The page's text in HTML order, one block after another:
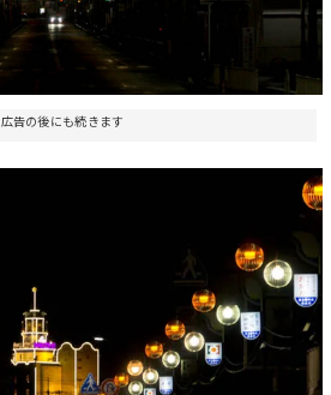
広告の後にも続きます